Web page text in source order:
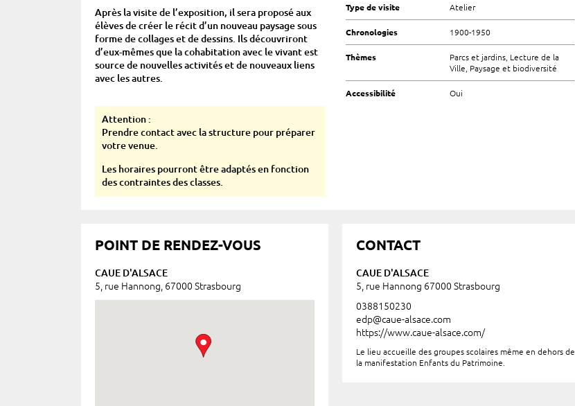
Après la visite de l’exposition, il sera proposé aux
élèves de créer le récit d’un nouveau paysage sous
forme de collages et de dessins. Ils découvriront
d’eux-mêmes que la cohabitation avec le vivant est
source de nouvelles activités et de nouveaux liens
avec les autres.
Attention :
Prendre contact avec la structure pour préparer
votre venue.
Les horaires pourront être adaptés en fonction
des contraintes des classes.
Type de visite Atelier
Chronologies 1900-1950
Thèmes
Parcs et jardins, Lecture de la
Ville, Paysage et biodiversité
Accessibilité Oui
POINT DE RENDEZ-VOUS
CAUE D'ALSACE
5, rue Hannong, 67000 Strasbourg
CONTACT
CAUE D'ALSACE
5, rue Hannong 67000 Strasbourg
0388150230
edp@caue-alsace.com
https://www.caue-alsace.com/
Le lieu accueille des groupes scolaires même en dehors de
la manifestation Enfants du Patrimoine.